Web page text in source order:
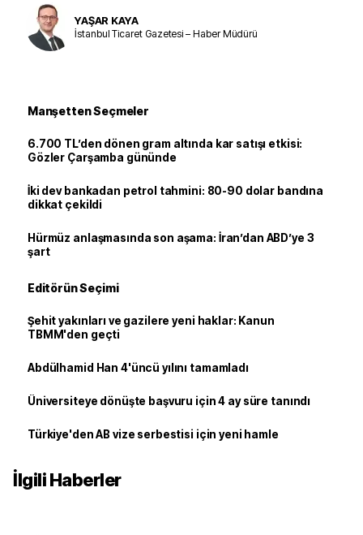
YAŞAR KAYA
İstanbul Ticaret Gazetesi – Haber Müdürü
Manşetten Seçmeler
6.700 TL’den dönen gram altında kar satışı etkisi:
Gözler Çarşamba gününde
İki dev bankadan petrol tahmini: 80-90 dolar bandına
dikkat çekildi
Hürmüz anlaşmasında son aşama: İran’dan ABD’ye 3
şart
Editörün Seçimi
Şehit yakınları ve gazilere yeni haklar: Kanun
TBMM'den geçti
Abdülhamid Han 4'üncü yılını tamamladı
Üniversiteye dönüşte başvuru için 4 ay süre tanındı
Türkiye'den AB vize serbestisi için yeni hamle
İlgili Haberler